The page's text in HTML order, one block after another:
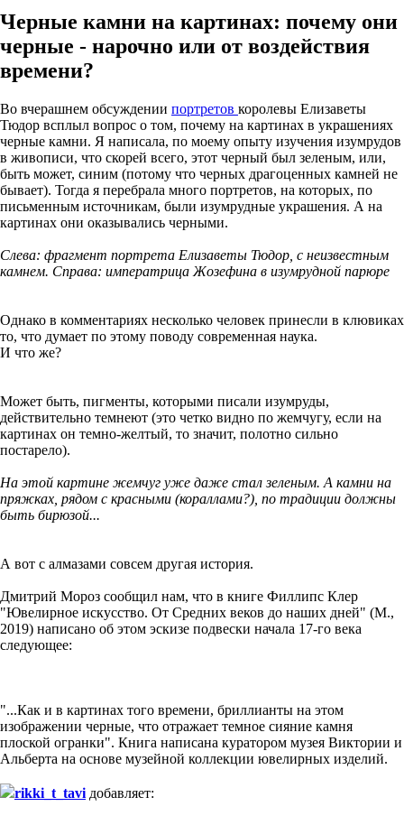
Черные камни на картинах: почему они
черные - нарочно или от воздействия
времени?
Во вчерашнем обсуждении портретов королевы Елизаветы
Тюдор всплыл вопрос о том, почему на картинах в украшениях
черные камни. Я написала, по моему опыту изучения изумрудов
в живописи, что скорей всего, этот черный был зеленым, или,
быть может, синим (потому что черных драгоценных камней не
бывает). Тогда я перебрала много портретов, на которых, по
письменным источникам, были изумрудные украшения. А на
картинах они оказывались черными.
Слева: фрагмент портрета Елизаветы Тюдор, с неизвестным
камнем. Справа: императрица Жозефина в изумрудной парюре
Однако в комментариях несколько человек принесли в клювиках
то, что думает по этому поводу современная наука.
И что же?
Может быть, пигменты, которыми писали изумруды,
действительно темнеют (это четко видно по жемчугу, если на
картинах он темно-желтый, то значит, полотно сильно
постарело).
На этой картине жемчуг уже даже стал зеленым. А камни на
пряжках, рядом с красными (кораллами?), по традиции должны
быть бирюзой...
А вот с алмазами совсем другая история.
Дмитрий Мороз сообщил нам, что в книге Филлипс Клер
"Ювелирное искусство. От Средних веков до наших дней" (М.,
2019) написано об этом эскизе подвески начала 17-го века
следующее:
"...Как и в картинах того времени, бриллианты на этом
изображении черные, что отражает темное сияние камня
плоской огранки". Книга написана куратором музея Виктории и
Альберта на основе музейной коллекции ювелирных изделий.
rikki_t_tavi добавляет: